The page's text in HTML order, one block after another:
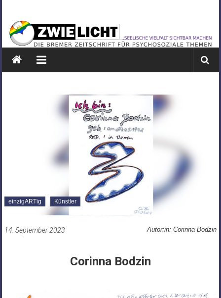
springen
ZWIELICHT
BREMEN
DIE
PSYCHOSOZIALE
einzigARTig Künstler
14. September 2023 Autor:in: Corinna Bodzin
Corinna Bodzin